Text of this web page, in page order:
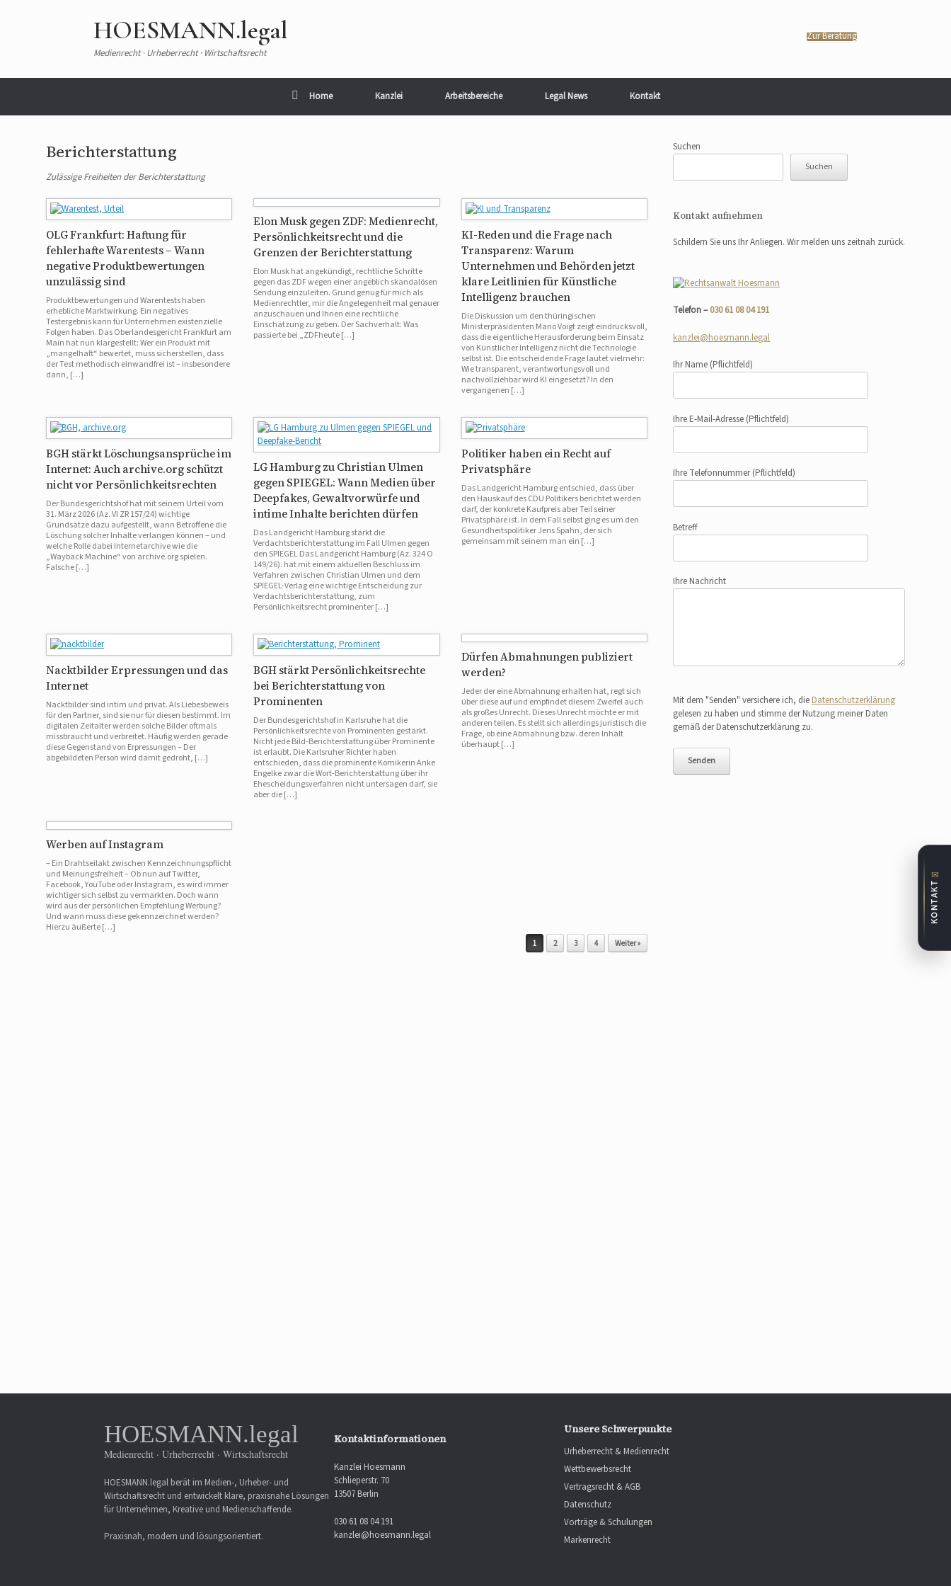
HOESMANN.legal
Medienrecht · Urheberrecht · Wirtschaftsrecht
Zur Beratung
Home Kanzlei Arbeitsbereiche Legal News Kontakt
Berichterstattung
Zulässige Freiheiten der Berichterstattung
OLG Frankfurt: Haftung für
fehlerhafte Warentests – Wann
negative Produktbewertungen
unzulässig sind
Produktbewertungen und Warentests haben
erhebliche Marktwirkung. Ein negatives
Testergebnis kann für Unternehmen existenzielle
Folgen haben. Das Oberlandesgericht Frankfurt am
Main hat nun klargestellt: Wer ein Produkt mit
„mangelhaft“ bewertet, muss sicherstellen, dass
der Test methodisch einwandfrei ist – insbesondere
dann, […]
Elon Musk gegen ZDF: Medienrecht,
Persönlichkeitsrecht und die
Grenzen der Berichterstattung
Elon Musk hat angekündigt, rechtliche Schritte
gegen das ZDF wegen einer angeblich skandalösen
Sendung einzuleiten. Grund genug für mich als
Medienrechtler, mir die Angelegenheit mal genauer
anzuschauen und Ihnen eine rechtliche
Einschätzung zu geben. Der Sachverhalt: Was
passierte bei „ZDFheute […]
KI-Reden und die Frage nach
Transparenz: Warum
Unternehmen und Behörden jetzt
klare Leitlinien für Künstliche
Intelligenz brauchen
Die Diskussion um den thüringischen
Ministerpräsidenten Mario Voigt zeigt eindrucksvoll,
dass die eigentliche Herausforderung beim Einsatz
von Künstlicher Intelligenz nicht die Technologie
selbst ist. Die entscheidende Frage lautet vielmehr:
Wie transparent, verantwortungsvoll und
nachvollziehbar wird KI eingesetzt? In den
vergangenen […]
BGH stärkt Löschungsansprüche im
Internet: Auch archive.org schützt
nicht vor Persönlichkeitsrechten
Der Bundesgerichtshof hat mit seinem Urteil vom
31. März 2026 (Az. VI ZR 157/24) wichtige
Grundsätze dazu aufgestellt, wann Betroffene die
Löschung solcher Inhalte verlangen können – und
welche Rolle dabei Internetarchive wie die
„Wayback Machine“ von archive.org spielen.
Falsche […]
LG Hamburg zu Christian Ulmen
gegen SPIEGEL: Wann Medien über
Deepfakes, Gewaltvorwürfe und
intime Inhalte berichten dürfen
Das Landgericht Hamburg stärkt die
Verdachtsberichterstattung im Fall Ulmen gegen
den SPIEGEL Das Landgericht Hamburg (Az. 324 O
149/26). hat mit einem aktuellen Beschluss im
Verfahren zwischen Christian Ulmen und dem
SPIEGEL-Verlag eine wichtige Entscheidung zur
Verdachtsberichterstattung, zum
Persönlichkeitsrecht prominenter […]
Politiker haben ein Recht auf
Privatsphäre
Das Landgericht Hamburg entschied, dass über
den Hauskauf des CDU Politikers berichtet werden
darf, der konkrete Kaufpreis aber Teil seiner
Privatsphäre ist. In dem Fall selbst ging es um den
Gesundheitspolitiker Jens Spahn, der sich
gemeinsam mit seinem man ein […]
Nacktbilder Erpressungen und das
Internet
Nacktbilder sind intim und privat. Als Liebesbeweis
für den Partner, sind sie nur für diesen bestimmt. Im
digitalen Zeitalter werden solche Bilder oftmals
missbraucht und verbreitet. Häufig werden gerade
diese Gegenstand von Erpressungen – Der
abgebildeten Person wird damit gedroht, […]
BGH stärkt Persönlichkeitsrechte
bei Berichterstattung von
Prominenten
Der Bundesgerichtshof in Karlsruhe hat die
Persönlichkeitsrechte von Prominenten gestärkt.
Nicht jede Bild-Berichterstattung über Prominente
ist erlaubt. Die Karlsruher Richter haben
entschieden, dass die prominente Komikerin Anke
Engelke zwar die Wort-Berichterstattung über ihr
Ehescheidungsverfahren nicht untersagen darf, sie
aber die […]
Dürfen Abmahnungen publiziert
werden?
Jeder der eine Abmahnung erhalten hat, regt sich
über diese auf und empfindet diesem Zweifel auch
als großes Unrecht. Dieses Unrecht möchte er mit
anderen teilen. Es stellt sich allerdings juristisch die
Frage, ob eine Abmahnung bzw. deren Inhalt
überhaupt […]
Werben auf Instagram
– Ein Drahtseilakt zwischen Kennzeichnungspflicht
und Meinungsfreiheit – Ob nun auf Twitter,
Facebook, YouTube oder Instagram, es wird immer
wichtiger sich selbst zu vermarkten. Doch wann
wird aus der persönlichen Empfehlung Werbung?
Und wann muss diese gekennzeichnet werden?
Hierzu äußerte […]
1 2 3 4 Weiter »
Suchen
Suchen
Kontakt aufnehmen
Schildern Sie uns Ihr Anliegen. Wir melden uns zeitnah zurück.
Telefon –030 61 08 04 191
kanzlei@hoesmann.legal
Ihr Name (Pflichtfeld)
Ihre E-Mail-Adresse (Pflichtfeld)
Ihre Telefonnummer(Pflichtfeld)
Betreff
Ihre Nachricht
Mit dem "Senden" versichere ich, die Datenschutzerklärung
gelesen zu haben und stimme der Nutzung meiner Daten
gemäß der Datenschutzerklärung zu.
HOESMANN.legal
Medienrecht · Urheberrecht · Wirtschaftsrecht
HOESMANN.legal berät im Medien-, Urheber- und
Wirtschaftsrecht und entwickelt klare, praxisnahe Lösungen
für Unternehmen, Kreative und Medienschaffende.
Praxisnah, modern und lösungsorientiert.
Kontaktinformationen
Kanzlei Hoesmann
Schlieperstr. 70
13507 Berlin
030 61 08 04 191
kanzlei@hoesmann.legal
Unsere Schwerpunkte
Urheberrecht & Medienrecht
Wettbewerbsrecht
Vertragsrecht & AGB
Datenschutz
Vorträge & Schulungen
Markenrecht
✉
KONTAKT